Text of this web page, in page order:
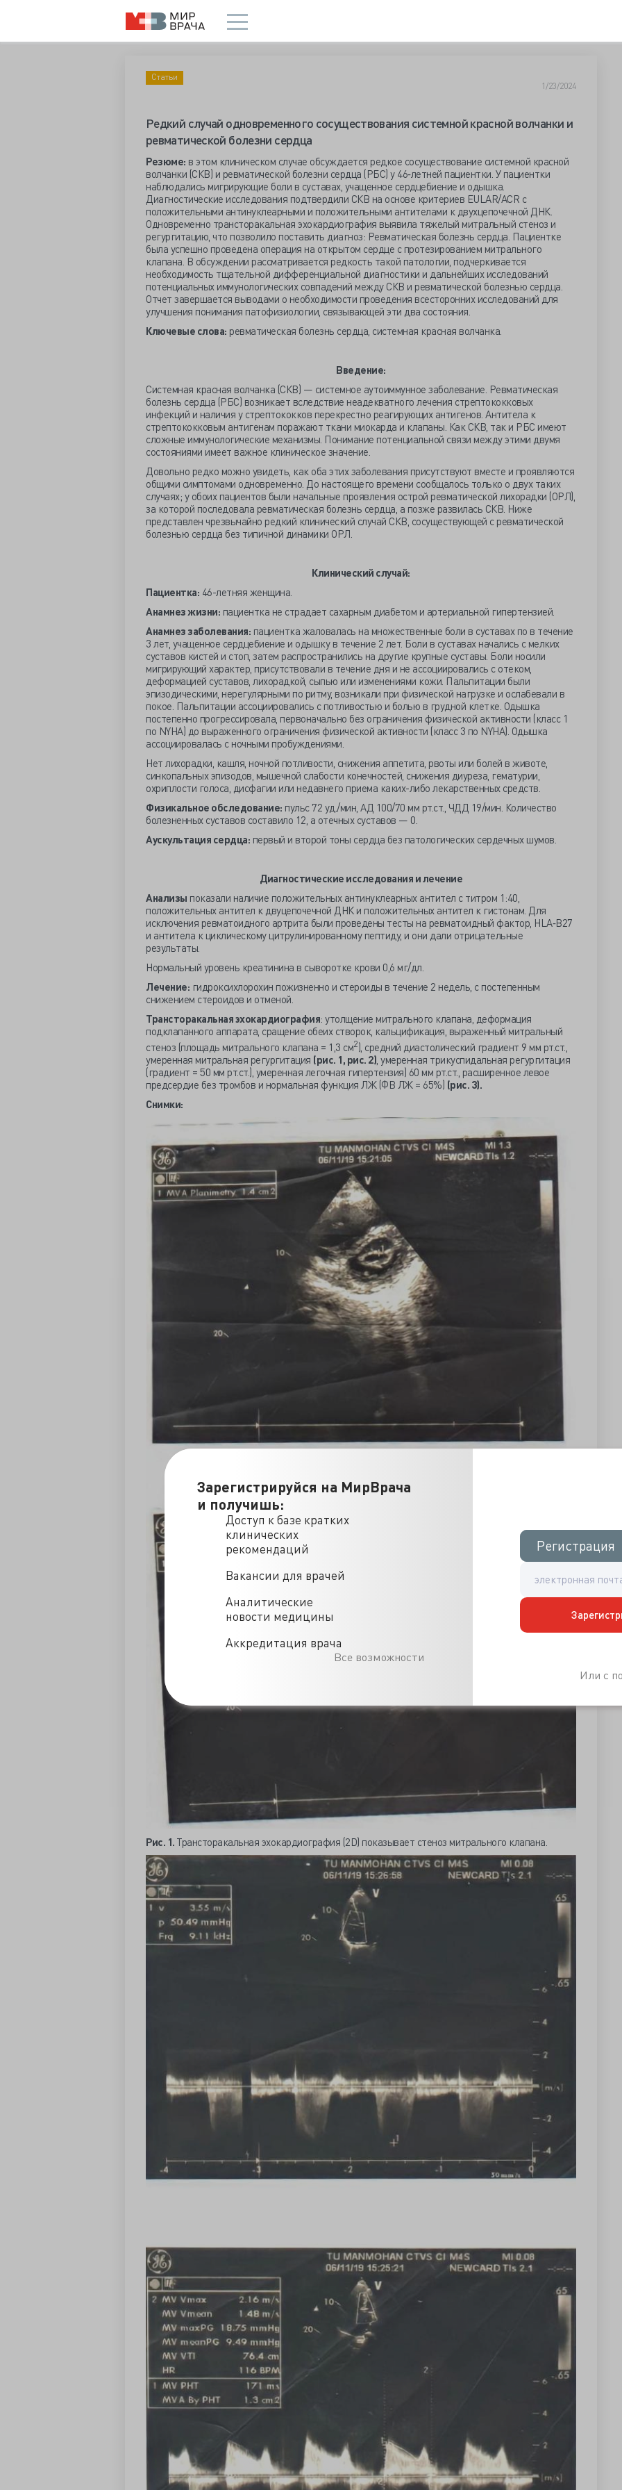
Зарегистрируйся на МирВрача
и получишь:
Доступ к базе кратких
клинических
рекомендаций
Вакансии для врачей
Аналитические
новости медицины
Аккредитация врача
Все возможности
Регистрация
Регистрация
Или с
Статьи
1/23/2024
Редкий случай одновременного сосуществования системной красной волчанки и
ревматической болезни сердца
Резюме: в этом клиническом случае обсуждается редкое сосуществование системной красной
волчанки (СКВ) и ревматической болезни сердца (РБС) у 46‐летней пациентки. У пациентки
наблюдались мигрирующие боли в суставах, учащенное сердцебиение и одышка.
Диагностические исследования подтвердили СКВ на основе критериев EULAR/ACR с
положительными антинуклеарными и положительными антителами к двухцепочечной ДНК.
Одновременно трансторакальная эхокардиография выявила тяжелый митральный стеноз и
регургитацию, что позволило поставить диагноз: Ревматическая болезнь сердца. Пациентке
была успешно проведена операция на открытом сердце с протезированием митрального
клапана. В обсуждении рассматривается редкость такой патологии, подчеркивается
необходимость тщательной дифференциальной диагностики и дальнейших исследований
потенциальных иммунологических совпадений между СКВ и ревматической болезнью сердца.
Отчет завершается выводами о необходимости проведения всесторонних исследований для
улучшения понимания патофизиологии, связывающей эти два состояния.
Ключевые слова: ревматическая болезнь сердца, системная красная волчанка.
Введение:
Системная красная волчанка (СКВ) — системное аутоиммунное заболевание. Ревматическая
болезнь сердца (РБС) возникает вследствие неадекватного лечения стрептококковых
инфекций и наличия у стрептококков перекрестно реагирующих антигенов. Антитела к
стрептококковым антигенам поражают ткани миокарда и клапаны. Как СКВ, так и РБС имеют
сложные иммунологические механизмы. Понимание потенциальной связи между этими двумя
состояниями имеет важное клиническое значение.
Довольно редко можно увидеть, как оба этих заболевания присутствуют вместе и проявляются
общими симптомами одновременно. До настоящего времени сообщалось только о двух таких
случаях; у обоих пациентов были начальные проявления острой ревматической лихорадки (ОРЛ),
за которой последовала ревматическая болезнь сердца, а позже развилась СКВ. Ниже
представлен чрезвычайно редкий клинический случай СКВ, сосуществующей с ревматической
болезнью сердца без типичной динамики ОРЛ.
Клинический случай:
Пациентка: 46-летняя женщина.
Анамнез жизни: пациентка не страдает сахарным диабетом и артериальной гипертензией.
Анамнез заболевания: пациентка жаловалась на множественные боли в суставах по в течение
3 лет, учащенное сердцебиение и одышку в течение 2 лет. Боли в суставах начались с мелких
суставов кистей и стоп, затем распространились на другие крупные суставы. Боли носили
мигрирующий характер, присутствовали в течение дня и не ассоциировались с отеком,
деформацией суставов, лихорадкой, сыпью или изменениями кожи. Пальпитации были
эпизодическими, нерегулярными по ритму, возникали при физической нагрузке и ослабевали в
покое. Пальпитации ассоциировались с потливостью и болью в грудной клетке. Одышка
постепенно прогрессировала, первоначально без ограничения физической активности (класс 1
по NYHA) до выраженного ограничения физической активности (класс 3 по NYHA). Одышка
ассоциировалась с ночными пробуждениями.
Нет лихорадки, кашля, ночной потливости, снижения аппетита, рвоты или болей в животе,
синкопальных эпизодов, мышечной слабости конечностей, снижения диуреза, гематурии,
охриплости голоса, дисфагии или недавнего приема каких-либо лекарственных средств.
Физикальное обследование: пульс 72 уд./мин, АД 100/70 мм рт.ст., ЧДД 19/мин. Количество
болезненных суставов составило 12, а отечных суставов — 0.
Аускультация сердца: первый и второй тоны сердца без патологических сердечных шумов.
Диагностические исследования и лечение
Анализы показали наличие положительных антинуклеарных антител с титром 1:40,
положительных антител к двуцепочечной ДНК и положительных антител к гистонам. Для
исключения ревматоидного артрита были проведены тесты на ревматоидный фактор, HLA‐B27
и антитела к циклическому цитрулинированному пептиду, и они дали отрицательные
результаты.
Нормальный уровень креатинина в сыворотке крови 0,6 мг/дл.
Лечение: гидроксихлорохин пожизненно и стероиды в течение 2 недель, с постепенным
снижением стероидов и отменой.
Трансторакальная эхокардиография: утолщение митрального клапана, деформация
подклапанного аппарата, сращение обеих створок, кальцификация, выраженный митральный
стеноз (площадь митрального клапана = 1,3 см2), средний диастолический градиент 9 мм рт.ст.,
умеренная митральная регургитация (рис. 1, рис. 2), умеренная трикуспидальная регургитация
(градиент = 50 мм рт.ст.), умеренная легочная гипертензия) 60 мм рт.ст., расширенное левое
предсердие без тромбов и нормальная функция ЛЖ (ФВ ЛЖ = 65%) (рис. 3).
Снимки:
Рис. 1. Трансторакальная эхокардиография (2D) показывает стеноз митрального клапана.